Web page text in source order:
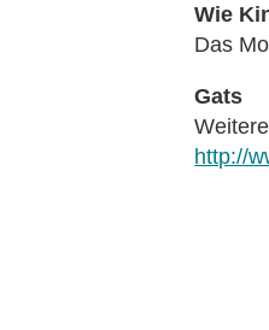
Wie
Das
Gats
http://